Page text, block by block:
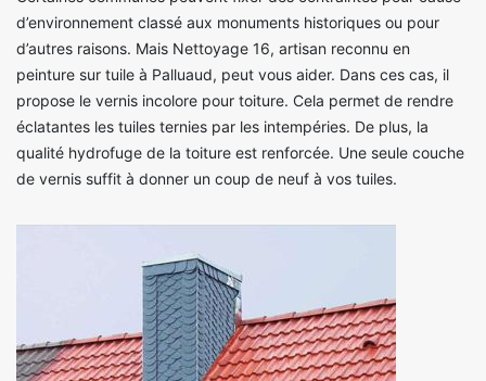
d’environnement classé aux monuments historiques ou pour
d’autres raisons. Mais Nettoyage 16, artisan reconnu en
peinture sur tuile à Palluaud, peut vous aider. Dans ces cas, il
propose le vernis incolore pour toiture. Cela permet de rendre
éclatantes les tuiles ternies par les intempéries. De plus, la
qualité hydrofuge de la toiture est renforcée. Une seule couche
de vernis suffit à donner un coup de neuf à vos tuiles.